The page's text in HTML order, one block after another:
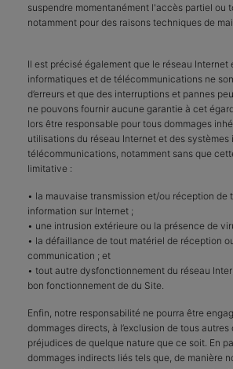
suspendre momentanément l'accès partiel ou
notamment pour des raisons techniques de
Il est précisé également que le réseau Internet
informatiques et de télécommunications ne
d’erreurs et que des interruptions et pannes
ne pouvons fournir aucune garantie à cet
lors être responsable pour tous dommages
utilisations du réseau Internet et des
télécommunications, notamment sans que
limitative :
• la mauvaise transmission et/ou réception de
information sur Internet ;
• une intrusion extérieure ou la présence de
• la défaillance de tout matériel de réception
communication ; et
• tout autre dysfonctionnement du réseau
bon fonctionnement de du Site.
Enfin, notre responsabilité ne pourra être
dommages directs, à l’exclusion de tous autres
préjudices de quelque nature que ce soit. En
dommages indirects liés tels que, de manière